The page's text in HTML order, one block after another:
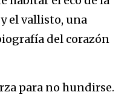
el vallisto, una
del corazón
para no hundirse.